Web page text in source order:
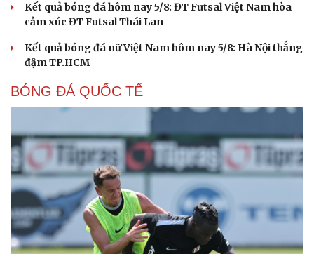
Cải chính
Kết quả bóng đá hôm nay 5/8: ĐT Futsal Việt Nam hòa
cảm xúc ĐT Futsal Thái Lan
Kết quả bóng đá nữ Việt Nam hôm nay 5/8: Hà Nội thắng
đậm TP.HCM
BÓNG ĐÁ QUỐC TẾ